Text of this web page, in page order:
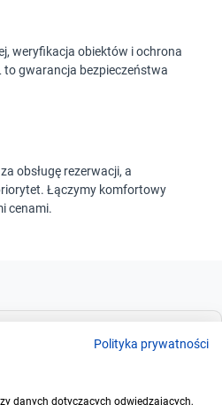
weryfikacja obiektów i ochrona
gwarancja bezpieczeństwa
obsługę rezerwacji, a
Łączymy komfortowy
cenami.
Polityka prywatności
danych dotyczących odwiedzających,